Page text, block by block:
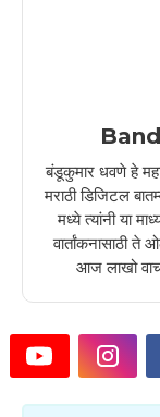
बंडूकुमार धवणे हे
मराठी डिजिटल
मध्ये त्यांनी या
वार्तांकनासाठी ते
आज लाखो